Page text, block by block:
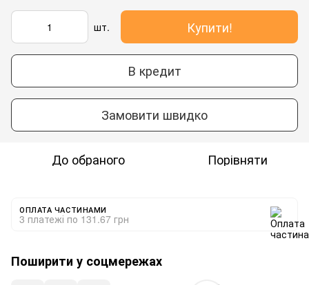
шт. Купити!
В кредит
Замовити швидко
До обраного Порівняти
ОПЛАТА ЧАСТИНАМИ
3 платежі по 131.67 грн
Поширити у соцмережах